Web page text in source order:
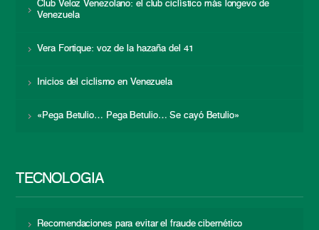
Club Veloz Venezolano: el club ciclístico más longevo de
Venezuela
Vera Fortique: voz de la hazaña del 41
Inicios del ciclismo en Venezuela
«Pega Betulio… Pega Betulio… Se cayó Betulio»
TECNOLOGÍA
Recomendaciones para evitar el fraude cibernético